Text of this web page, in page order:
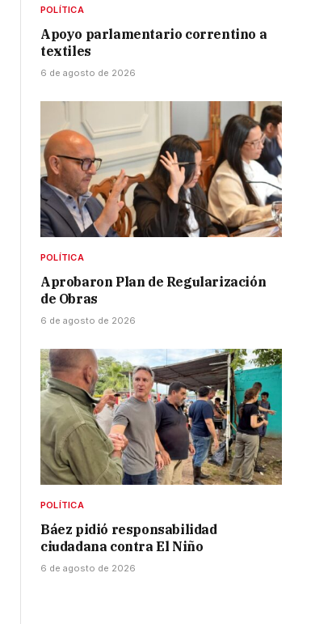
POLÍTICA
Apoyo parlamentario correntino a
textiles
6 de agosto de 2026
POLÍTICA
Aprobaron Plan de Regularización
de Obras
6 de agosto de 2026
POLÍTICA
Báez pidió responsabilidad
ciudadana contra El Niño
6 de agosto de 2026